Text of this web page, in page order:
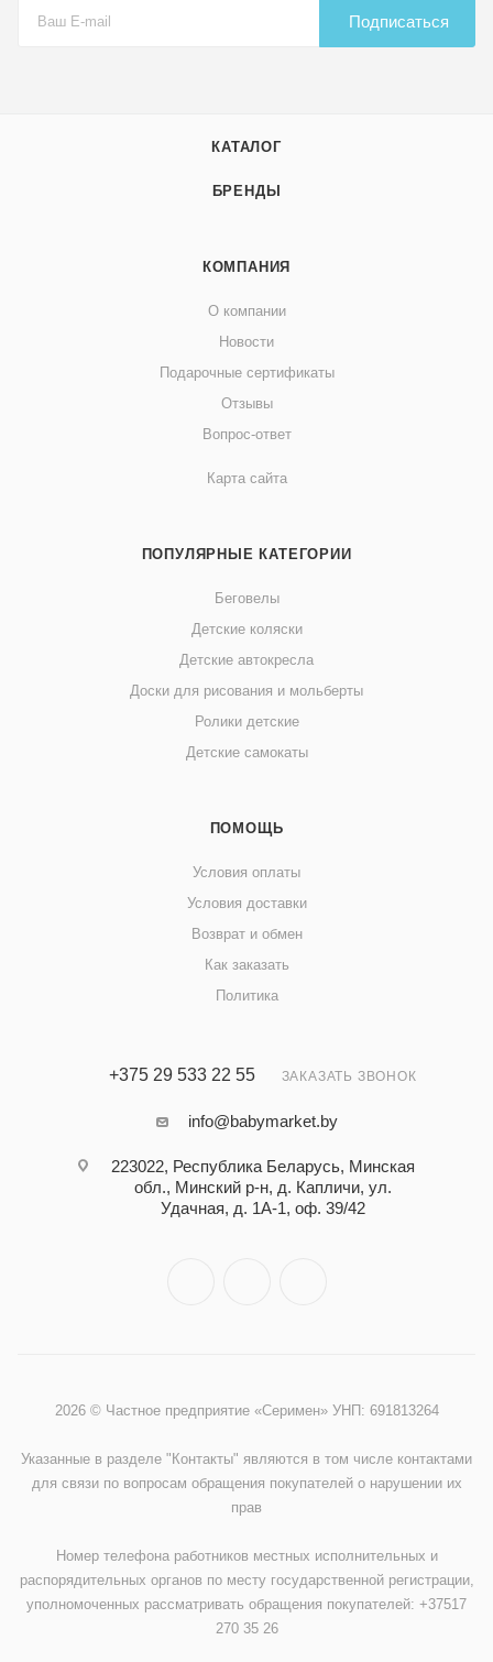
Подписаться
КАТАЛОГ
БРЕНДЫ
КОМПАНИЯ
О компании
Новости
Подарочные сертификаты
Отзывы
Вопрос-ответ
Карта сайта
ПОПУЛЯРНЫЕ КАТЕГОРИИ
Беговелы
Детские коляски
Детские автокресла
Доски для рисования и мольберты
Ролики детские
Детские самокаты
ПОМОЩЬ
Условия оплаты
Условия доставки
Возврат и обмен
Как заказать
Политика
+375 29 533 22 55 ЗАКАЗАТЬ ЗВОНОК
info@babymarket.by
223022, Республика Беларусь, Минская
обл., Минский р-н, д. Капличи, ул.
Удачная, д. 1А-1, оф. 39/42
2026 © Частное предприятие «Серимен» УНП: 691813264
Указанные в разделе "Контакты" являются в том числе контактами
для связи по вопросам обращения покупателей о нарушении их
прав
Номер телефона работников местных исполнительных и
распорядительных органов по месту государственной регистрации,
уполномоченных рассматривать обращения покупателей: +37517
270 35 26